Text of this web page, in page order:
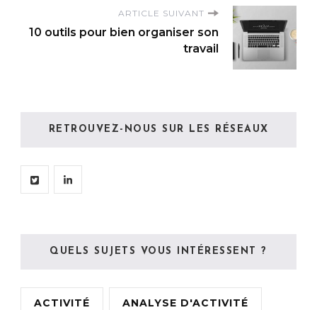
ARTICLE SUIVANT
10 outils pour bien organiser son
travail
RETROUVEZ-NOUS SUR LES RÉSEAUX
QUELS SUJETS VOUS INTÉRESSENT ?
ACTIVITÉ ANALYSE D'ACTIVITÉ